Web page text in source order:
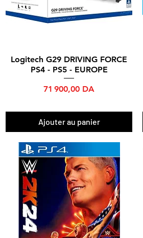
Aperçu rapide
Logitech G29 DRIVING FORCE
PS4 - PS5 - EUROPE
Prix
71 900,00 DA
Ajouter au panier